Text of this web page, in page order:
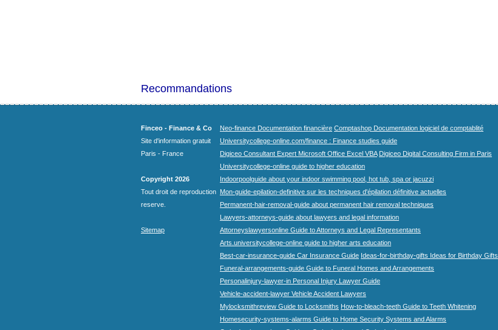
Recommandations
Finceo - Finance & Co
Site d'information gratuit
Paris - France
Copyright 2026
Tout droit de reproduction
reserve.
Sitemap
Neo-finance Documentation financière Comptashop Documentation logiciel de comptablité
Universitycollege-online.com/finance : Finance studies guide
Digiceo Consultant Expert Microsoft Office Excel VBA Digiceo Digital Consulting Firm in Paris
Universitycollege-online guide to higher education
Indoorpoolguide about your indoor swimming pool, hot tub, spa or jacuzzi
Mon-guide-epilation-definitive sur les techniques d'épilation définitive actuelles
Permanent-hair-removal-guide about permanent hair removal techniques
Lawyers-attorneys-guide about lawyers and legal information
Attorneyslawyersonline Guide to Attorneys and Legal Representants
Arts.universitycollege-online guide to higher arts education
Best-car-insurance-guide Car Insurance Guide Ideas-for-birthday-gifts Ideas for Birthday Gifts
Funeral-arrangements-guide Guide to Funeral Homes and Arrangements
Personalinjury-lawyer-in Personal Injury Lawyer Guide
Vehicle-accident-lawyer Vehicle Accident Lawyers
Mylocksmithreview Guide to Locksmiths How-to-bleach-teeth Guide to Teeth Whitening
Homesecurity-systems-alarms Guide to Home Security Systems and Alarms